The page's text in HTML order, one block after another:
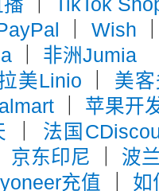
｜TikTok
Wish
非洲Jumia
美Linio
美
苹果开
法国
京东印尼
波
充值
如